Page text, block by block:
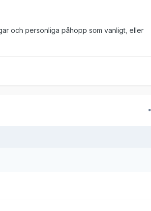
och personliga påhopp som vanligt, eller